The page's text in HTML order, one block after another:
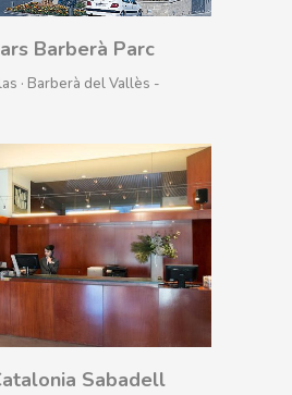
Barberà Parc
· Barberà del Vallès
Sabadell